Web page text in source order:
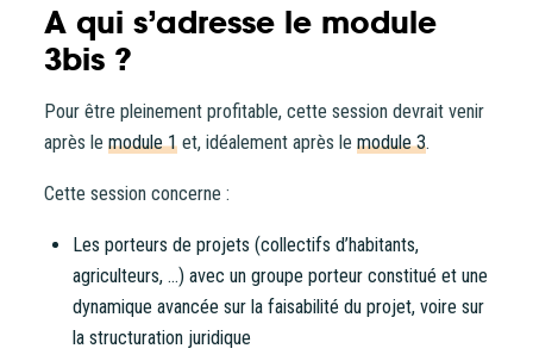
A qui s’adresse le module
3bis ?
Pour être pleinement profitable, cette session devrait venir
après le module 1et, idéalement après le module 3.
Cette session concerne :
Les porteurs de projets (collectifs d’habitants,
agriculteurs, …) avec un groupe porteur constitué et une
dynamique avancée sur la faisabilité du projet, voire sur
la structuration juridique